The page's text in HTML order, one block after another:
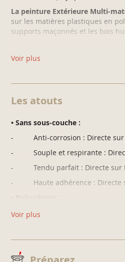
La peinture Extérieure Multi-
sur les matières plastiques en
supports maçonnés et les bois
fortement exposés au soleil.
Voir plus
Les atouts
• Sans sous-couche :
- Anti-corrosion : Directe sur
- Souple et respirante :
- Tendu parfait : Directe sur
- Haute adhérence : Directe
- Très garnissante
- Haute adhérence
• Performante :
Voir plus